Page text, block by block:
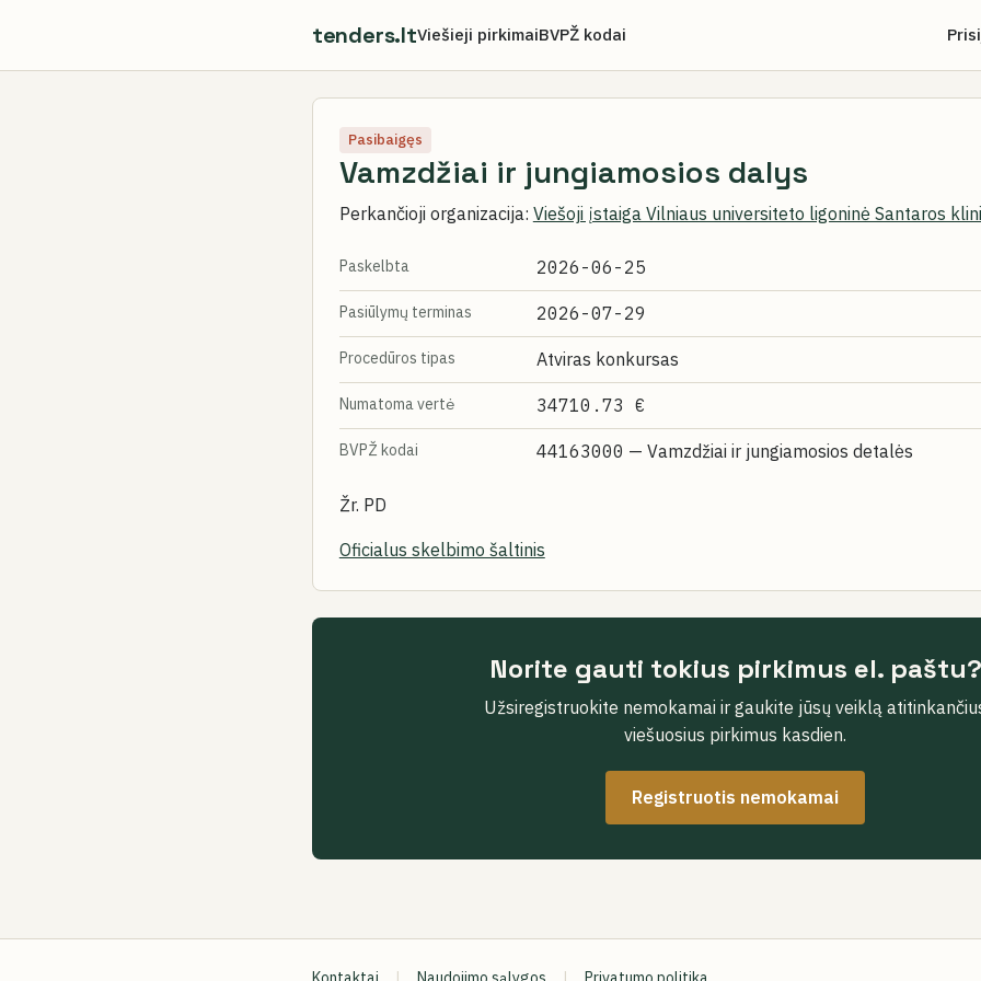
tenders.ltViešieji pirkimaiBVPŽ kodai
Pasibaigęs
Vamzdžiai ir jungiamosios dalys
Perkančioji organizacija: Viešoji įstaiga Vilniaus universiteto ligoninė Santaros
Paskelbta 2026-06-25
Pasiūlymų terminas 2026-07-29
Procedūros tipas Atviras konkursas
Numatoma vertė 34710.73 €
BVPŽ kodai 44163000 — Vamzdžiai ir jungiamosios detalės
Žr. PD
Oficialus skelbimo šaltinis
Norite gauti tokius pirkimus el. paštu?
Užsiregistruokite nemokamai ir gaukite jūsų veiklą
viešuosius pirkimus kasdien.
Registruotis nemokamai